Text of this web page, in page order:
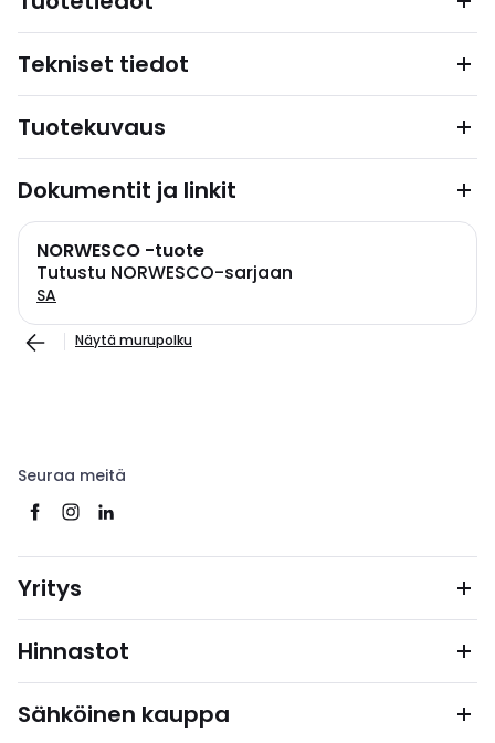
Tekniset tiedot
Tuotekuvaus
Dokumentit ja linkit
NORWESCO -tuote
Tutustu NORWESCO-sarjaan
SA
Näytä murupolku
Seuraa meitä
Yritys
Hinnastot
Sähköinen kauppa